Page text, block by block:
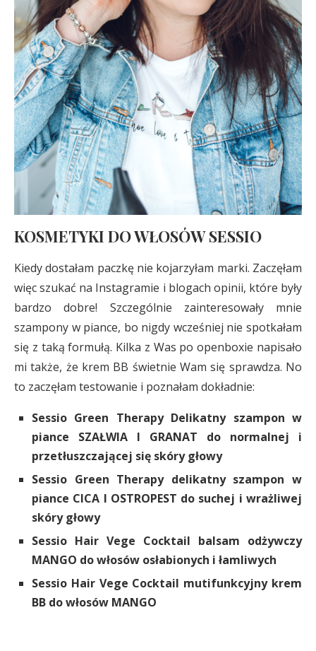
KOSMETYKI DO WŁOSÓW SESSIO
Kiedy dostałam paczkę nie kojarzyłam marki. Zaczęłam
więc szukać na Instagramie i blogach opinii, które były
bardzo dobre! Szczególnie zainteresowały mnie
szampony w piance, bo nigdy wcześniej nie spotkałam
się z taką formułą. Kilka z Was po openboxie napisało
mi także, że krem BB świetnie Wam się sprawdza. No
to zaczęłam testowanie i poznałam dokładnie:
Sessio Green Therapy Delikatny szampon w
piance SZAŁWIA I GRANAT do normalnej i
przetłuszczającej się skóry głowy
Sessio Green Therapy delikatny szampon w
piance CICA I OSTROPEST do suchej i wrażliwej
skóry głowy
Sessio Hair Vege Cocktail balsam odżywczy
MANGO do włosów osłabionych i łamliwych
Sessio Hair Vege Cocktail mutifunkcyjny krem
BB do włosów MANGO